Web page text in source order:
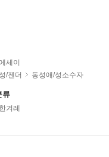
세이
/젠더 동성애/성소수자
류
한겨레